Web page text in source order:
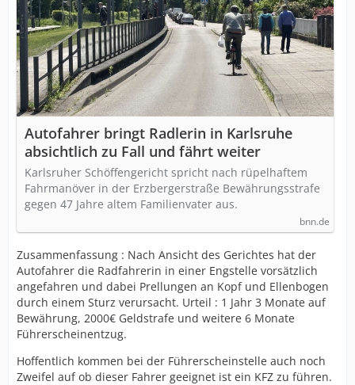
Autofahrer bringt Radlerin in Karlsruhe
absichtlich zu Fall und fährt weiter
Karlsruher Schöffengericht spricht nach rüpelhaftem
Fahrmanöver in der Erzbergerstraße Bewährungsstrafe
gegen 47 Jahre altem Familienvater aus.
bnn.de
Zusammenfassung : Nach Ansicht des Gerichtes hat der
Autofahrer die Radfahrerin in einer Engstelle vorsätzlich
angefahren und dabei Prellungen an Kopf und Ellenbogen
durch einem Sturz verursacht. Urteil : 1 Jahr 3 Monate auf
Bewährung, 2000€ Geldstrafe und weitere 6 Monate
Führerscheinentzug.
Hoffentlich kommen bei der Führerscheinstelle auch noch
Zweifel auf ob dieser Fahrer geeignet ist ein KFZ zu führen.